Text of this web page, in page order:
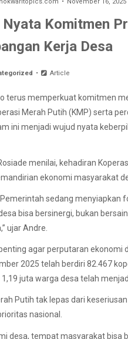
Komitmen
Kerja Desa
Article
terus memperkuat komitmen
Merah Putih (KMP) serta
ini menjadi wujud nyata
menilai, kehadiran
ekonomi masyarakat
sedang menyiapkan
bisa bersinergi, bukan
ujar Andre.
agar perputaran ekonomi
2025 telah berdiri 82.467
juta warga desa telah
Putih tak lepas dari
nasional.
desa, tempat masyarakat bisa